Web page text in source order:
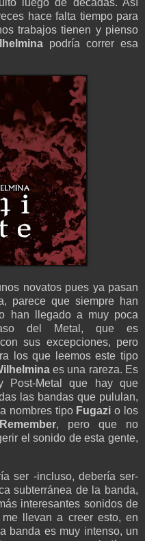
hace falta tiempo para
trabajos tienen y pienso
podría correr esa
novatos pues ya pasan
parece que siempre han
han llegado a muy poca
del Metal, que es
sus excepciones, pero
los que leemos este tipo
es una rareza. Es
Post-Metal que hay que
las bandas que pululan,
nombres tipo Fugazi o los
, pero que no
el sonido de esta gente,
ser -incluso, debería ser-
subterránea de la banda,
interesantes sonidos de
llevan a creer esto, en
banda es muy intenso, un